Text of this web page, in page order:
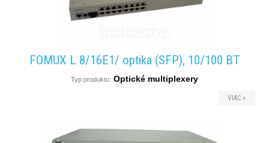
FOMUX L 8/16E1/ optika (SFP), 10/100 BT
Typ produktu: Optické multiplexery
VIAC »